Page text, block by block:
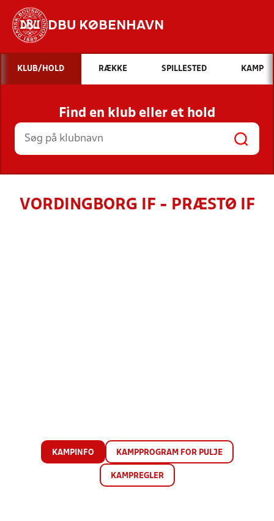
DBU KØBENHAVN
Hvad vil du søge efter?
INDHOLD OG NYHEDER
STILLINGER, RESULTATER, KLUBBER OG
HOLD
KLUB/HOLD RÆKKE SPILLESTED KAMP
Find en klub eller et hold
VORDINGBORG IF - PRÆSTØ IF
KAMPINFO KAMPPROGRAM FOR PULJE
KAMPREGLER